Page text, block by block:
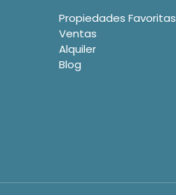
Propiedades Favoritas
Ventas
Alquiler
Blog